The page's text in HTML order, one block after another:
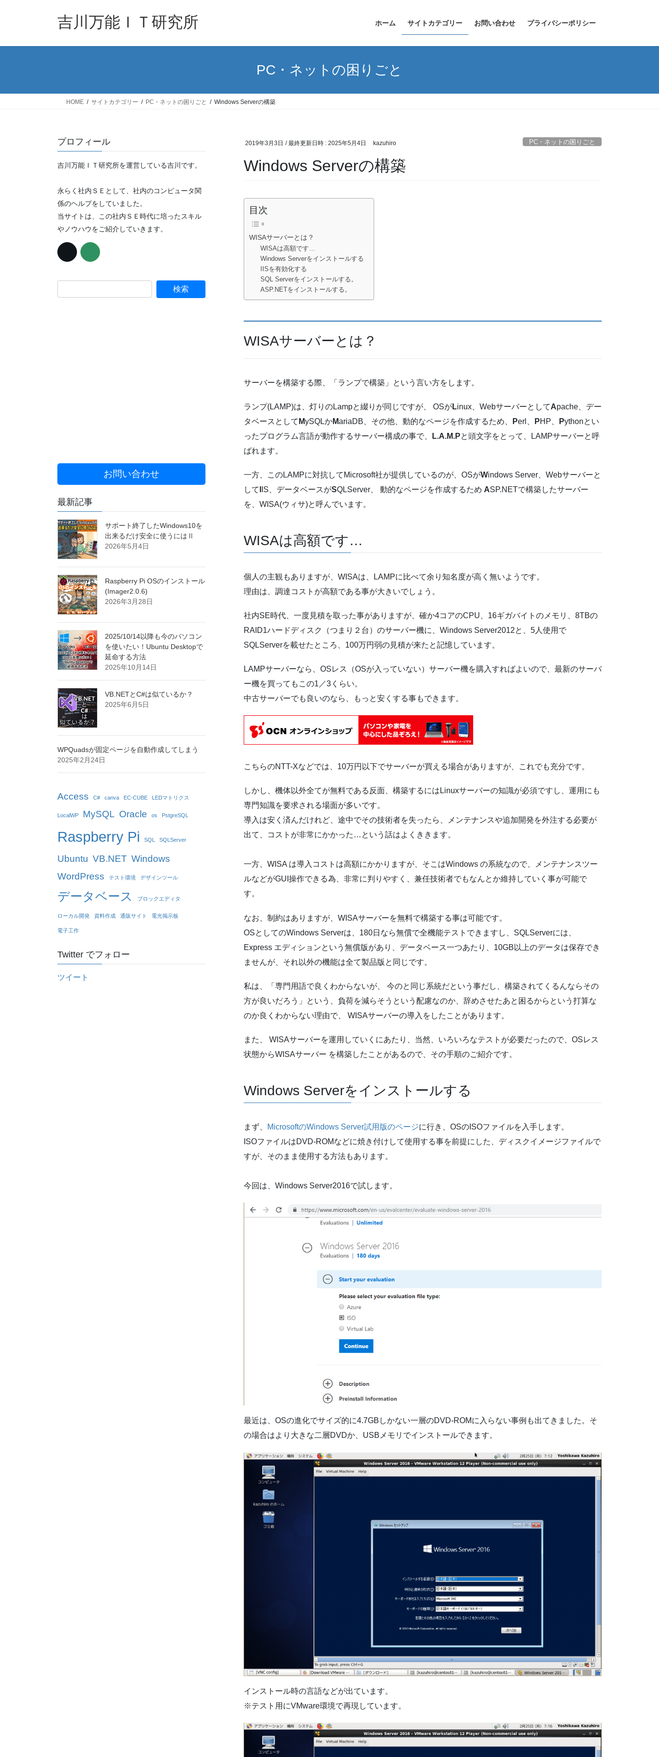
吉川万能ＩＴ研究所 ホーム サイトカテゴリー お問い合わせ プライバシーポリシー
PC・ネットの困りごと
HOME サイトカテゴリー PC・ネットの困りごと Windows Serverの構築
2019年3月3日 / 最終更新日時 : 2025年5月4日 kazuhiro PC・ネットの困りごと
Windows Serverの構築
目次
WISAサーバーとは？
WISAは高額です…
Windows Serverをインストールする
IISを有効化する
SQL Serverをインストールする。
ASP.NETをインストールする。
WISAサーバーとは？
サーバーを構築する際、「ランプで構築」という言い方をします。
ランプ(LAMP)は、灯りのLampと綴りが同じですが、 OSがLinux、WebサーバーとしてApache、デー
タベースとして MySQLかMariaDB、その他、動的なページを作成するため、 Perl、 PHP、 Pythonとい
ったプログラム言語が動作するサーバー構成の事で、
L.A.M.Pと頭文字をとって、LAMPサーバーと呼
ばれます。
一方、このLAMPに対抗してMicrosoft社が提供しているのが、OSがWindows Server、Webサーバーと
して
IS、データベースがSQLServer、 動的なページを作成するため ASP.NETで構築したサーバー
を、WISA(ウィサ)と呼んでいます。
WISAは高額です…
個人の主観もありますが、WISAは、LAMPに比べて余り知名度が高く無いようです。
理由は、調達コストが高額である事が大きいでしょう。
社内SE時代、一度見積を取った事がありますが、確か4コアのCPU、16ギガバイトのメモリ、8TBの
RAID1ハードディスク（つまり２台）のサーバー機に、Windows Server2012と、5人使用で
SQLServerを載せたところ、100万円弱の見積が来たと記憶しています。
LAMPサーバーなら、OSレス（OSが入っていない）サーバー機を購入すればよいので、最新のサーバ
ー機を買ってもこの1／3くらい。
中古サーバーでも良いのなら、もっと安くする事もできます。
こちらのNTT-Xなどでは、10万円以下でサーバーが買える場合がありますが、これでも充分です。
しかし、機体以外全てが無料である反面、構築するにはLinuxサーバーの知識が必須ですし、運用にも
専門知識を要求される場面が多いです。
導入は安く済んだけれど、途中でその技術者を失ったら、メンテナンスや追加開発を外注する必要が
出て、コストが非常にかかった…という話はよくききます。
一方、WISA は導入コストは高額にかかりますが、そこはWindows の系統なので、メンテナンスツー
ルなどがGUI操作できる為、非常に判りやすく、兼任技術者でもなんとか維持していく事が可能で
す。
なお、制約はありますが、WISAサーバーを無料で構築する事は可能です。
OSとしてのWindows Serverは、180日なら無償で全機能テストできますし、SQLServerには、
Express エディションという無償版があり、データベース一つあたり、10GB以上のデータは保存でき
ませんが、それ以外の機能は全て製品版と同じです。
私は、「専門用語で良くわからないが、 今のと同じ系統だという事だし、構築されてくるんならその
方が良いだろう」という、負荷を減らそうという配慮なのか、辞めさせたあと困るからという打算な
のか良くわからない理由で、 WISAサーバーの導入をしたことがあります。
また、 WISAサーバーを運用していくにあたり、当然、いろいろなテストが必要だったので、OSレス
状態からWISAサーバー を構築したことがあるので、その手順のご紹介です。
Windows Serverをインストールする
まず、 MicrosoftのWindows Server試用版のページに行き、OSのISOファイルを入手します。
ISOファイルはDVD-ROMなどに焼き付けして使用する事を前提にした、ディスクイメージファイルで
すが、そのまま使用する方法もあります。
今回は、Windows Server2016で試します。
最近は、OSの進化でサイズ的に4.7GBしかない一層のDVD-ROMに入らない事例も出てきました。そ
の場合はより大きな二層DVDか、USBメモリでインストールできます。
インストール時の言語などが出ています。
※テスト用にVMware環境で再現しています。
プロフィール
吉川万能ＩＴ研究所を運営している吉川です。
永らく社内ＳＥとして、社内のコンピュータ関
係のヘルプをしていました。
当サイトは、この社内ＳＥ時代に培ったスキル
やノウハウをご紹介していきます。
お問い合わせ
最新記事
サポート終了したWindows10を
出来るだけ安全に使うにはⅡ
2026年5月4日
Raspberry Pi OSのインストール
(Imager2.0.6)
2026年3月28日
2025/10/14以降も今のパソコン
を使いたい！Ubuntu Desktopで
延命する方法
2025年10月14日
VB.NETとC#は似ているか？
2025年6月5日
WPQuadsが固定ページを自動作成してしまう
2025年2月24日
Access C# canva EC-CUBE LEDマトリクス
LocalWP MySQL Oracle os PstgreSQL
Raspberry Pi SQL SQLServer
Ubuntu VB.NET Windows
WordPress
テスト環境 デザインツール
データベース ブロックエディタ
ローカル開発 資料作成 通販サイト 電光掲示板
電子工作
Twitter でフォロー
ツイート